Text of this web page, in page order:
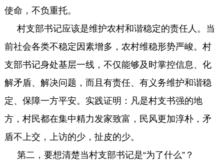
使命，不负重托。
村支部书记应该是维护农村和谐稳定的责任人。当
前社会各类不稳定因素增多，农村维稳形势严峻。村
支部书记身处基层一线，不仅能够及时掌控信息、化
解矛盾、解决问题，而且有责任、有义务维护和谐稳
定、保障一方平安。实践证明：凡是村支书强的地
方，村民都在集中精力发家致富，民风更加淳朴，矛
盾不上交，上访的少，扯皮的少。
第二，要想清楚当村支部书记是“为了什么”？